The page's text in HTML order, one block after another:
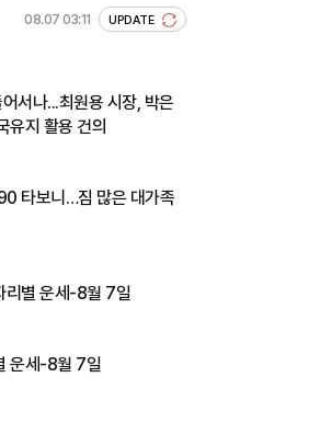
08.07 03:11 UPDATE
서나...최원용 시장, 박은
유지 활용 건의
타보니…짐 많은 대가족
리별 운세-8월 7일
운세-8월 7일